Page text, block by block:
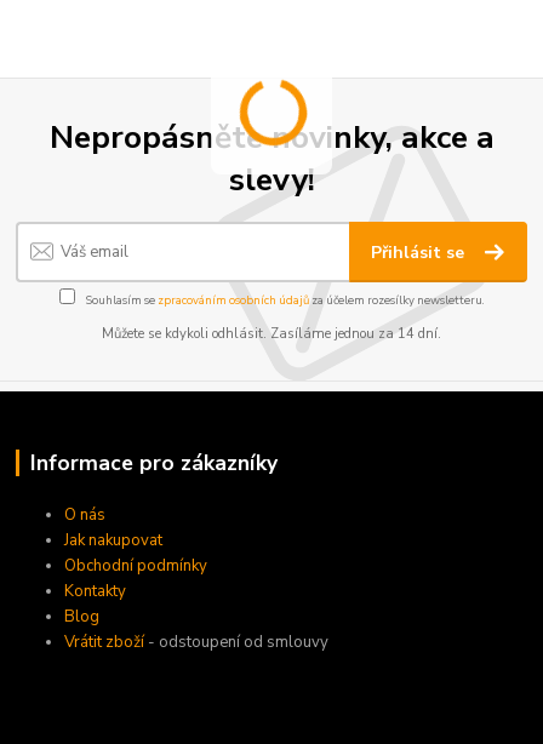
Nepropásněte novinky, akce a
slevy!
Přihlásit se
Souhlasím se zpracováním osobních údajůza účelem rozesílky newsletteru.
Můžete se kdykoli odhlásit. Zasíláme jednou za 14 dní.
Informace pro zákazníky
O nás
Jak nakupovat
Obchodní podmínky
Kontakty
Blog
Vrátit zboží - odstoupení od smlouvy